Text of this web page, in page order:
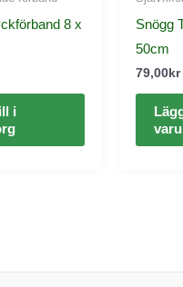
8 x
i
Snögg
50cm
79,00kr